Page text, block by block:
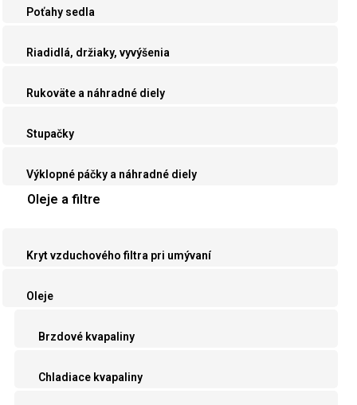
Poťahy sedla
Riadidlá, držiaky, vyvýšenia
Rukoväte a náhradné diely
Stupačky
Výklopné páčky a náhradné diely
Oleje a filtre
Kryt vzduchového filtra pri umývaní
Oleje
Brzdové kvapaliny
Chladiace kvapaliny